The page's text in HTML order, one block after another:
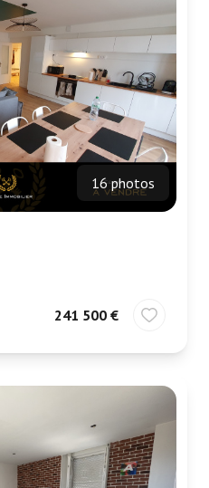
16 photos
241 500 €